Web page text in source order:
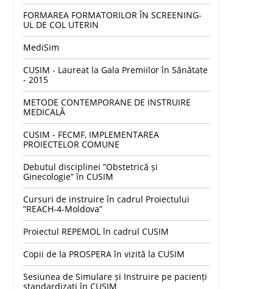
FORMAREA FORMATORILOR ÎN SCREENING-
UL DE COL UTERIN
MediSim
CUSIM - Laureat la Gala Premiilor în Sănătate
- 2015
METODE CONTEMPORANE DE INSTRUIRE
MEDICALĂ
CUSIM - FECMF, IMPLEMENTAREA
PROIECTELOR COMUNE
Debutul disciplinei ”Obstetrică și
Ginecologie” în CUSIM
Cursuri de instruire în cadrul Proiectului
”REACH-4-Moldova”
Proiectul REPEMOL în cadrul CUSIM
Copii de la PROSPERA în vizită la CUSIM
Sesiunea de Simulare și Instruire pe pacienți
standardizați în CUSIM